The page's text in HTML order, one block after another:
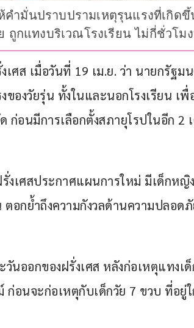
ำมั่นปราบปรามเหตุรุนแรงที่เกิด
กแทงบริเวณโรงเรียน ไม่กี่ชั่วโม
เศส เมื่อวันที่ 19 เม.ย. ว่า นายกรัฐม
องวัยรุ่น ทั้งในและนอกโรงเรียน เพื่
ก่อนมีการเลือกตั้งสภายุโรปในอีก 2
งเศสประกาศแผนการใหม่ มีเด็กหญิ
อกย้ำถึงความกังวลด้านความปลอด
นออกของฝรั่งเศส หลังก่อเหตุแทงเ
ก่อนจะก่อเหตุกับเด็กวัย 7 ขวบ ที่อยู่